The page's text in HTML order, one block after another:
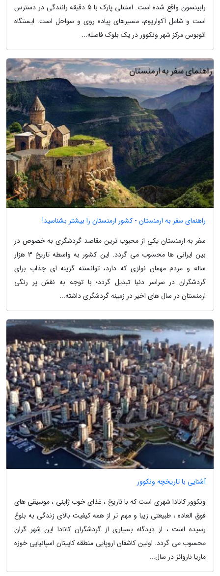
رابینسون واقع شده است. استنلی پارک با 5 دقیقه رانندگی در دسترس
است و شامل آکواریوم، مسیرهای پیاده روی و سواحل است. ایستگاه
اتوبوس مرکز شهر ونکوور در یک بلوک فاصله...
راهنمای سفر به ارمنستان - کشور ارمنستان را بیشتر بشناسید!
سفر به ارمنستان یکی از محبوب ترین مقاصد گردشگری به خصوص در
بین ایرانی ها محسوب می گردد. این کشور به واسطه تاریخ 3 هزار
ساله و مردم مهمان نوازی که دارد، توانسته گزینه ای جذاب برای
گردشگران در سراسر دنیا تبدیل گردد؛ با توجه به نقش پر رنگی
ارمنستان در سال های اخیر در زمینه گردشگری داشته...
آشنایی با تاریخچه ونکوور
ونکوور کانادا شهری است که با تاریخ ، غذای خوب ژاپنی ، موسیقی های
فوق العاده ، طبیعتی زیبا و مهم تر از همه کیفیت بالای زندگی به بلوغ
رسیده است ، از دیدگاه بسیاری از گردشگران کانادا این شهر گران
محسوب می گردد. اولین کاشفان اروپایی منطقه کاپیتان اسپانیایی خوزه
ماریا ناروائز در سال...